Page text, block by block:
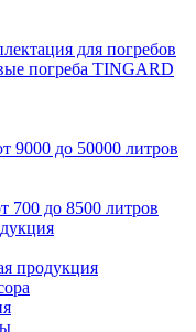
для погребов
погреба TINGARD
9000 до 50000 литров
700 до 8500 литров
продукция